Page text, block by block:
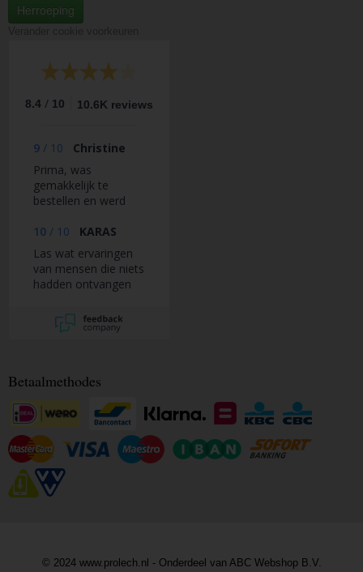
Herroeping
8.4 / 10 10.6K reviews
9 / 10
Christine
Prima, was
gemakkelijk te
bestellen en werd
brievenbuspakket.
10 / 10
KARAS
Las wat ervaringen
van mensen die niets
hadden ontvangen
betaling. De post
deed er wat langer
rechtstreeks besteld
bij ABC webshop
bleek vele malen
goedkoper dan het
grote bolletje.
Betaalmethodes